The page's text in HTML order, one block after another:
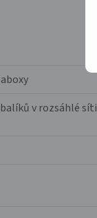
v rozsáhlé